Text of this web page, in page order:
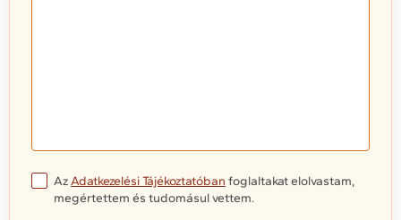
AzAdatkezelési Tájékoztatóban foglaltakat elolvastam,
megértettem és tudomásul vettem.